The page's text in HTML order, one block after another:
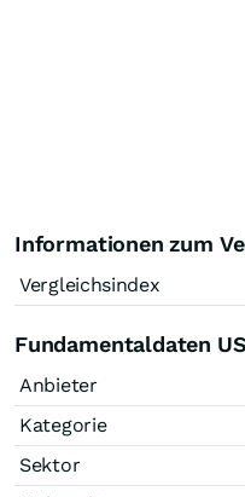
Informationen zum
Vergleichsindex
Fundamentaldaten
Anbieter
Kategorie
Sektor